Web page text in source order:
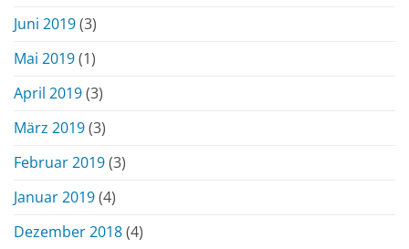
Juni 2019(3)
Mai 2019(1)
April 2019(3)
März 2019(3)
Februar 2019(3)
Januar 2019(4)
Dezember 2018(4)